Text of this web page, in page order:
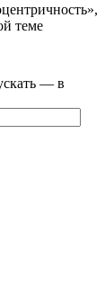
теме
— в